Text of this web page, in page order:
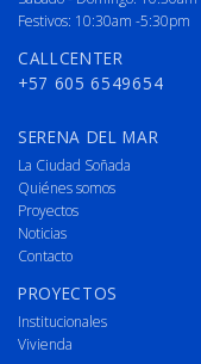
Festivos: 10:30am -5:30pm
CALLCENTER
+57 605 6549654
SERENA DEL MAR
La Ciudad Soñada
Quiénes somos
Proyectos
Noticias
Contacto
PROYECTOS
Institucionales
Vivienda